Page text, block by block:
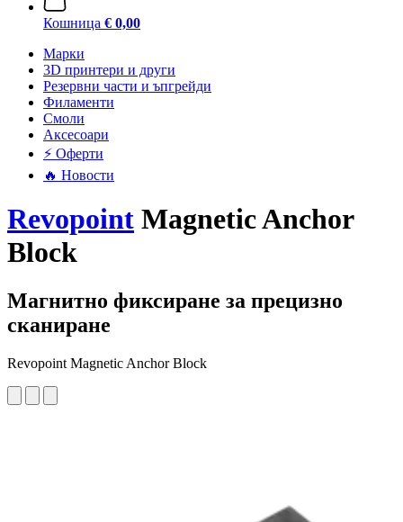
Кошница € 0,00
Mарки
3D принтери и други
Резервни части и ъпгрейди
Филаменти
Смоли
Аксесоари
⚡ Оферти
🔥 Новости
Revopoint Magnetic Anchor
Block
Магнитно фиксиране за прецизно
сканиране
Revopoint Magnetic Anchor Block